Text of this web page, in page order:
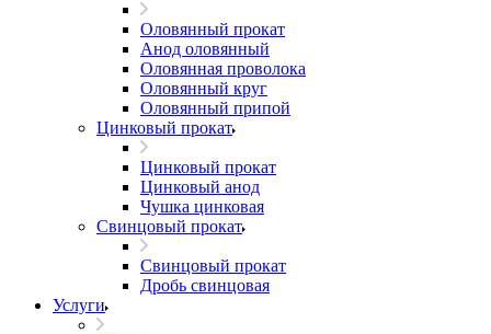
Оловянный прокат
Анод оловянный
Оловянная проволока
Оловянный круг
Оловянный припой
Цинковый прокат
Цинковый прокат
Цинковый анод
Чушка цинковая
Свинцовый прокат
Свинцовый прокат
Дробь свинцовая
Услуги